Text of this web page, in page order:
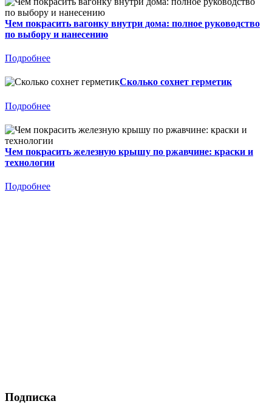
Чем покрасить вагонку внутри дома: полное руководство
по выбору и нанесению
Подробнее
Сколько сохнет герметик
Подробнее
Чем покрасить железную крышу по ржавчине: краски и
технологии
Подробнее
Подписка